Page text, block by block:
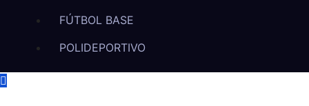
FÚTBOL BASE
POLIDEPORTIVO